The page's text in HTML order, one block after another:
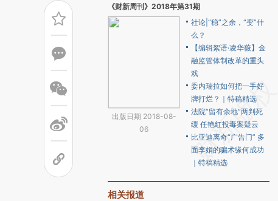
《财新周刊》2018年第31期
出版日期 2018-08-
06
社论|“稳”之余，“变”什
么？
【编辑絮语·凌华薇】金
融监管体制改革的重头
戏
委内瑞拉如何把一手好
牌打烂？｜特稿精选
法院“留有余地”两判死
缓 任艳红投毒案疑云
比亚迪离奇“广告门” 多
面李娟的骗术缘何成功
｜特稿精选
相关报道